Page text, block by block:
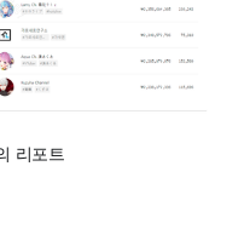
리포트